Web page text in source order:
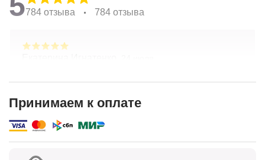
784 отзыва 784 отзыва
Хорошая ценовая политика. Отличная доставка!
Принимаем к оплате